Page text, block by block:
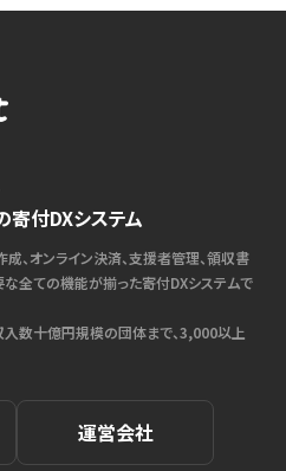
寄付DXシステム
、オンライン決済、支援者管理、領収書
な全ての機能が揃った寄付DXシステムで
数十億円規模の団体まで、3,000以上
運営会社